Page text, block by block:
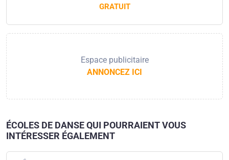
GRATUIT
Espace publicitaire
ANNONCEZ ICI
ÉCOLES DE DANSE QUI POURRAIENT VOUS
INTÉRESSER ÉGALEMENT